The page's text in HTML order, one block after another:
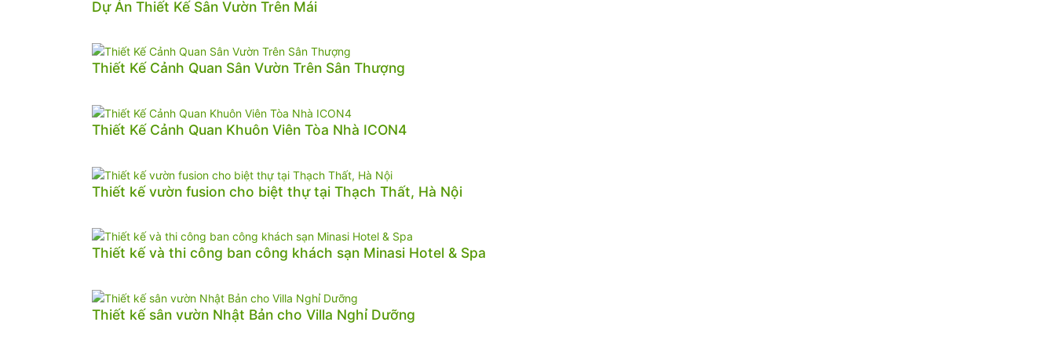
Dự Án Thiết Kế Sân Vườn Trên Mái
Thiết Kế Cảnh Quan Sân Vườn Trên Sân Thượng
Thiết Kế Cảnh Quan Khuôn Viên Tòa Nhà ICON4
Thiết kế vườn fusion cho biệt thự tại Thạch Thất, Hà Nội
Thiết kế và thi công ban công khách sạn Minasi Hotel & Spa
Thiết kế sân vườn Nhật Bản cho Villa Nghỉ Dưỡng